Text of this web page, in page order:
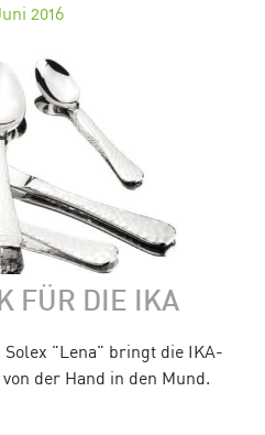
2016
FÜR DIE IKA
Solex "Lena" bringt die IKA-
der Hand in den Mund.